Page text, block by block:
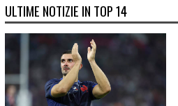
ULTIME NOTIZIE IN TOP 14